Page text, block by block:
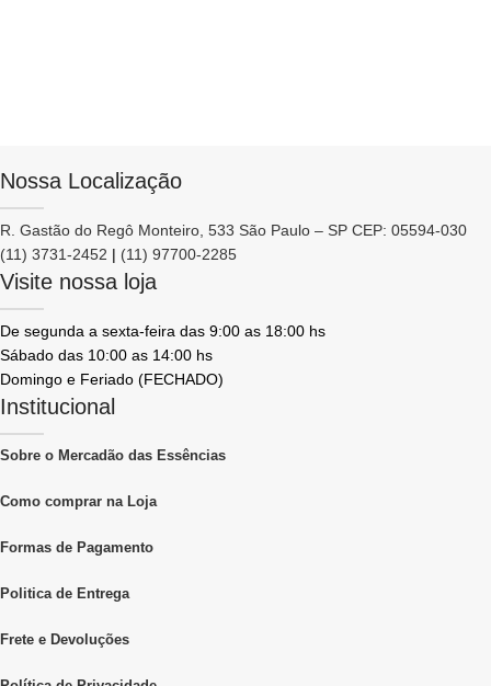
Nossa Localização
R. Gastão do Regô Monteiro, 533 São Paulo – SP CEP: 05594-030
(11) 3731-2452 | (11) 97700-2285
Visite nossa loja
De segunda a sexta-feira das 9:00 as 18:00 hs
Sábado das 10:00 as 14:00 hs
Domingo e Feriado (FECHADO)
Institucional
Sobre o Mercadão das Essências
Como comprar na Loja
Formas de Pagamento
Politica de Entrega
Frete e Devoluções